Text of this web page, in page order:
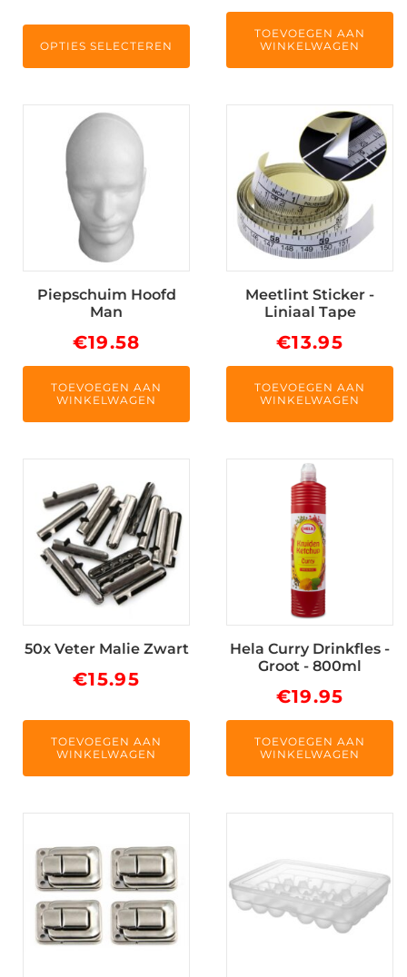
tot
OPTIES SELECTEREN
productpagina
TOEVOEGEN AAN
WINKELWAGEN
Piepschuim Hoofd
Man
€19.58
TOEVOEGEN AAN
WINKELWAGEN
Meetlint Sticker -
Liniaal Tape
€13.95
TOEVOEGEN AAN
WINKELWAGEN
50x Veter Malie Zwart
€15.95
TOEVOEGEN AAN
WINKELWAGEN
Hela Curry Drinkfles -
Groot - 800ml
€19.95
TOEVOEGEN AAN
WINKELWAGEN